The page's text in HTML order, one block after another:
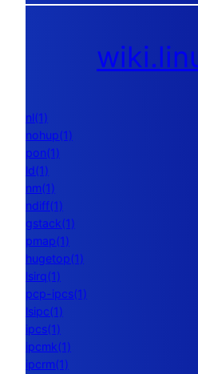
nl(1)
nohup(1)
pon(1)
ld(1)
nm(1)
ndiff(1)
gstack(1)
pmap(1)
hugetop(1)
lsirq(1)
pcp-ipcs(1)
lsipc(1)
ipcs(1)
ipcmk(1)
ipcrm(1)